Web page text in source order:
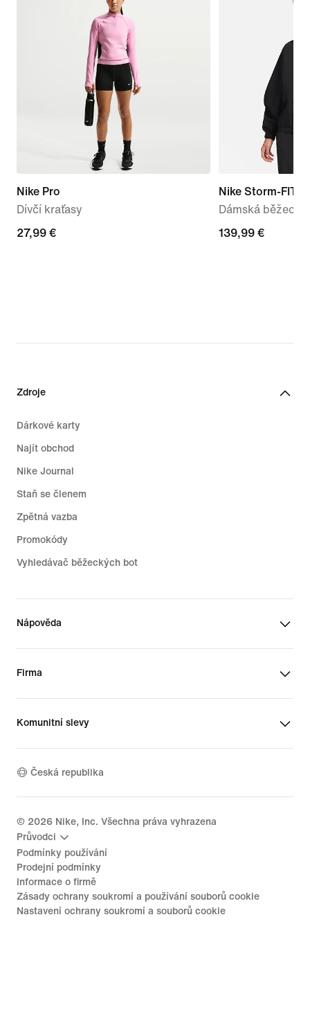
Nike Pro
Dívčí kraťasy
27,99 €
27,99 €
Nike Storm-FIT
Dámská
139,99 €
139,99 €
Zdroje
Dárkové karty
Najít obchod
Nike Journal
Staň se členem
Zpětná vazba
Promokódy
Vyhledávač běžeckých bot
Nápověda
Firma
Komunitní slevy
Česká republika
© 2026 Nike, Inc. Všechna práva vyhrazena
Průvodci
Podmínky používání
Prodejní podmínky
Informace o firmě
Zásady ochrany soukromí a používání souborů cookie
Nastavení ochrany soukromí a souborů cookie